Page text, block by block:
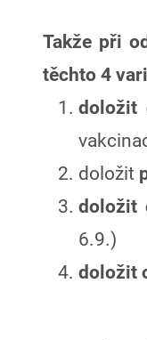
Takže při
těchto 4
doložit
doložit
doložit
6.9.)
doložit